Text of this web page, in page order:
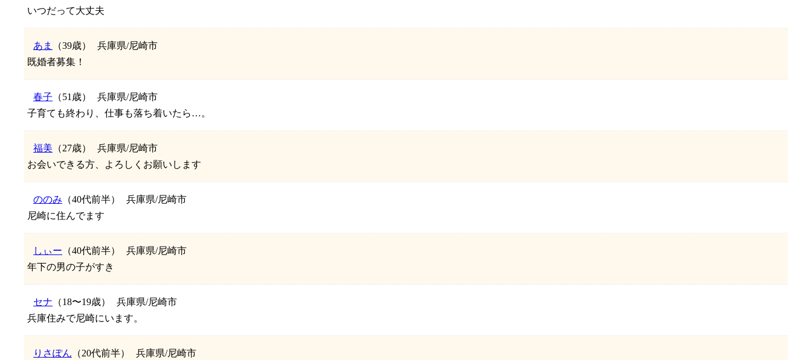
いつだって大丈夫
あま （39歳）
兵庫県/尼崎市
既婚者募集！
春子 （51歳）
兵庫県/尼崎市
子育ても終わり、仕事も落ち着いたら…。
福美 （27歳）
兵庫県/尼崎市
お会いできる方、よろしくお願いします
ののみ （40代前半）
兵庫県/尼崎市
尼崎に住んでます
しぃー （40代前半）
兵庫県/尼崎市
年下の男の子がすき
セナ （18〜19歳）
兵庫県/尼崎市
兵庫住みで尼崎にいます。
りさぽん （20代前半）
兵庫県/尼崎市